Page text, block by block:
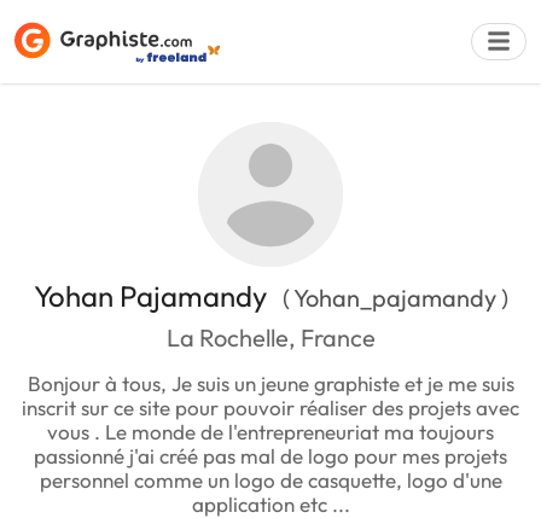
Yohan Pajamandy ( Yohan_pajamandy )
La Rochelle, France
Bonjour à tous, Je suis un jeune graphiste et je me suis
inscrit sur ce site pour pouvoir réaliser des projets avec
vous . Le monde de l'entrepreneuriat ma toujours
passionné j'ai créé pas mal de logo pour mes projets
personnel comme un logo de casquette, logo d'une
application etc ...